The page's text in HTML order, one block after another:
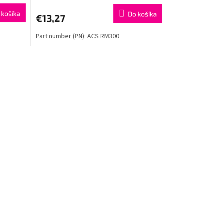
košíka €13,27 Do košíka
Part number (PN): ACS RM300